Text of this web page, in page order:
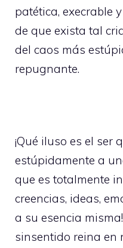
patética, execrable
de que exista tal
del caos más
repugnante.
¡Qué iluso es el ser
estúpidamente a
que es totalmente
creencias, ideas,
a su esencia
sinsentido reina en